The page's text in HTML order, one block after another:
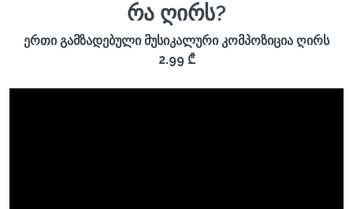
რა ღირს?
ერთი გამზადებული მუსიკალური კომპოზიცია ღირს
2.99 ₾